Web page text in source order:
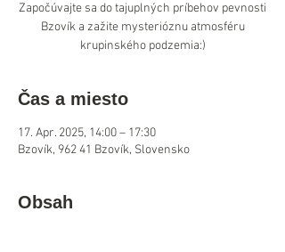
Započúvajte sa do tajuplných príbehov pevnosti
Bzovík a zažite mysterióznu atmosféru
krupinského podzemia:)
Čas a miesto
17. Apr. 2025, 14:00 – 17:30
Bzovík, 962 41 Bzovík, Slovensko
Obsah